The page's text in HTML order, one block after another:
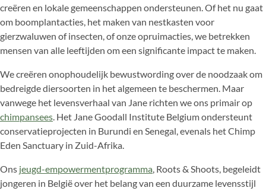
creëren en lokale gemeenschappen ondersteunen. Of het nu gaat
om boomplantacties, het maken van nestkasten voor
gierzwaluwen of insecten, of onze opruimacties, we betrekken
mensen van alle leeftijden om een ​​significante impact te maken.
We creëren onophoudelijk bewustwording over de noodzaak om
bedreigde diersoorten in het algemeen te beschermen. Maar
vanwege het levensverhaal van Jane richten we ons primair op
chimpansees. Het Jane Goodall Institute Belgium ondersteunt
conservatieprojecten in Burundi en Senegal, evenals het Chimp
Eden Sanctuary in Zuid-Afrika.
Ons jeugd-empowermentprogramma, Roots & Shoots, begeleidt
jongeren in België over het belang van een duurzame levensstijl